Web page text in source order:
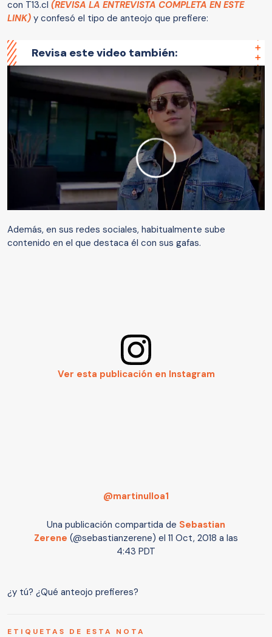
con T13.cl (REVISA LA ENTREVISTA COMPLETA EN ESTE
LINK) y confesó el tipo de anteojo que prefiere:
Revisa este video también:
Además, en sus redes sociales, habitualmente sube
contenido en el que destaca él con sus gafas.
Ver esta publicación en Instagram
@martinulloa1
Una publicación compartida de Sebastian
Zerene (@sebastianzerene) el 11 Oct, 2018 a las
4:43 PDT
¿y tú? ¿Qué anteojo prefieres?
ETIQUETAS DE ESTA NOTA